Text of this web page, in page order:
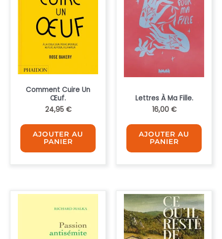
Comment Cuire Un
Œuf.
24,95 €
AJOUTER AU
PANIER
Lettres À Ma Fille.
16,00 €
AJOUTER AU
PANIER